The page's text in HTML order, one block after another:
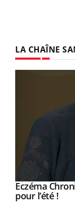
LA CHAÎNE
Youtube
Eczéma
pour l’été !